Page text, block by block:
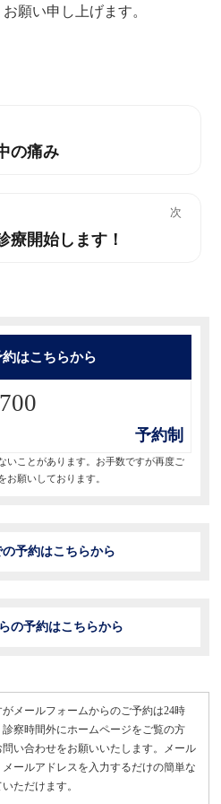
願い申し上げます。
の痛み
次
療開始します！
はこちらから
予約制
いことがあります。お手数ですが再度ご
お願いしております。
の予約はこちらから
の予約はこちらから
メールフォームからのご予約は24時
察時間外にホームページをご覧の方
い合わせをお願いいたします。メール
ールアドレスを入力するだけの簡単な
ただけます。